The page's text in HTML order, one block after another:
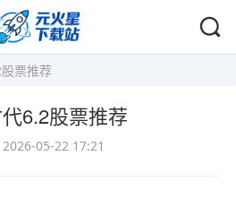
票推荐
6.2股票推荐
2026-05-22 17:21